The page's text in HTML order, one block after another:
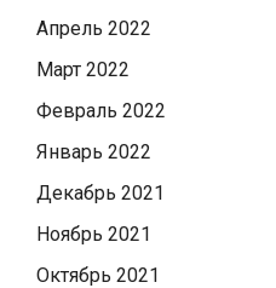
Апрель 2022
Март 2022
Февраль 2022
Январь 2022
Декабрь 2021
Ноябрь 2021
Октябрь 2021